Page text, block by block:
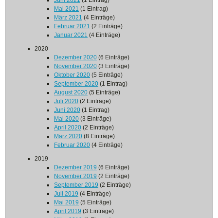
Mai 2021 (1 Eintrag)
März 2021 (4 Einträge)
Februar 2021 (2 Einträge)
Januar 2021 (4 Einträge)
2020
Dezember 2020 (6 Einträge)
November 2020 (3 Einträge)
Oktober 2020 (5 Einträge)
September 2020 (1 Eintrag)
August 2020 (5 Einträge)
Juli 2020 (2 Einträge)
Juni 2020 (1 Eintrag)
Mai 2020 (3 Einträge)
April 2020 (2 Einträge)
März 2020 (8 Einträge)
Februar 2020 (4 Einträge)
2019
Dezember 2019 (6 Einträge)
November 2019 (2 Einträge)
September 2019 (2 Einträge)
Juli 2019 (4 Einträge)
Mai 2019 (5 Einträge)
April 2019 (3 Einträge)